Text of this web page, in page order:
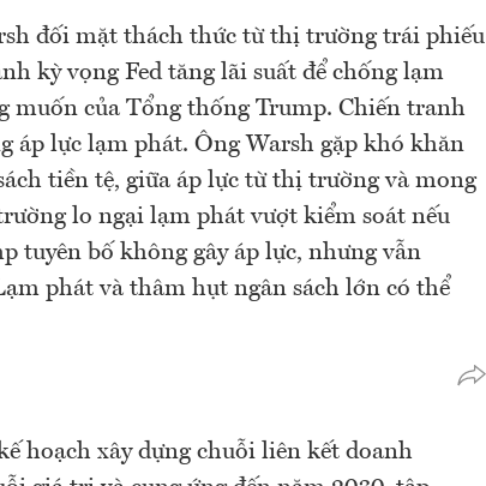
đối mặt thách thức từ thị trường trái phiếu
kỳ vọng Fed tăng lãi suất để chống lạm
muốn của Tổng thống Trump. Chiến tranh
áp lực lạm phát. Ông Warsh gặp khó khăn
tiền tệ, giữa áp lực từ thị trường và mong
lo ngại lạm phát vượt kiểm soát nếu
tuyên bố không gây áp lực, nhưng vẫn
phát và thâm hụt ngân sách lớn có thể
hoạch xây dựng chuỗi liên kết doanh